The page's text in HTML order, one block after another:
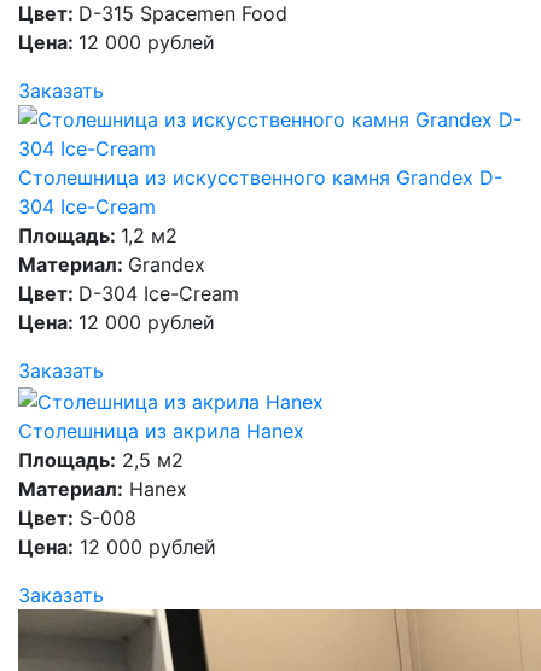
Цвет: D-315 Spacemen Food
Цена: 12 000 рублей
Заказать
Столешница из искусственного камня Grandex D-
304 Ice-Cream
Площадь: 1,2 м2
Материал: Grandex
Цвет: D-304 Ice-Cream
Цена: 12 000 рублей
Заказать
Столешница из акрила Hanex
Площадь: 2,5 м2
Материал: Hanex
Цвет: S-008
Цена: 12 000 рублей
Заказать